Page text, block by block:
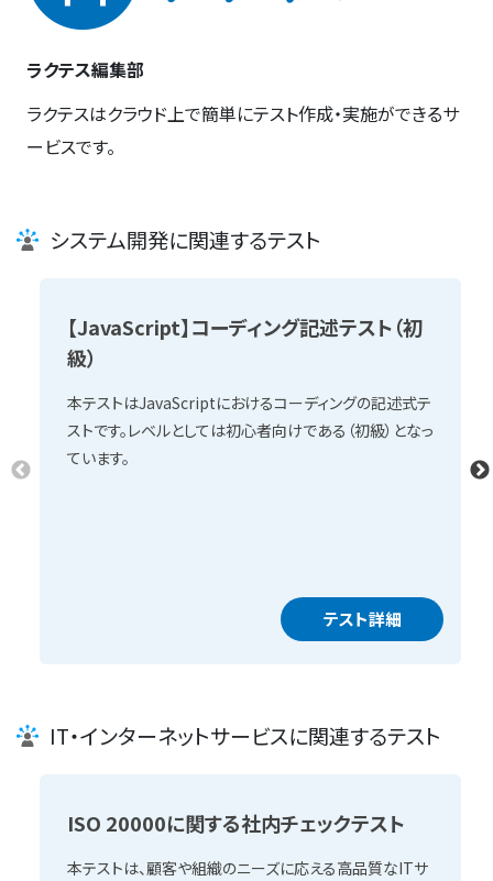
ラクテス編集部
ラクテスはクラウド上で簡単にテスト作成・実施ができるサ
ービスです。
システム開発に関連するテスト
【JavaScript】コーディング記述テスト（初
級）
本テストはJavaScriptにおけるコーディングの記述式テ
ストです。レベルとしては初心者向けである（初級）となっ
ています。
テスト詳細
IT・インターネットサービスに関連するテスト
ISO 20000に関する社内チェックテスト
本テストは、顧客や組織のニーズに応える高品質なITサ